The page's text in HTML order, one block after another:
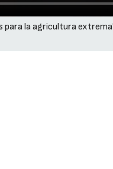
la agricultura